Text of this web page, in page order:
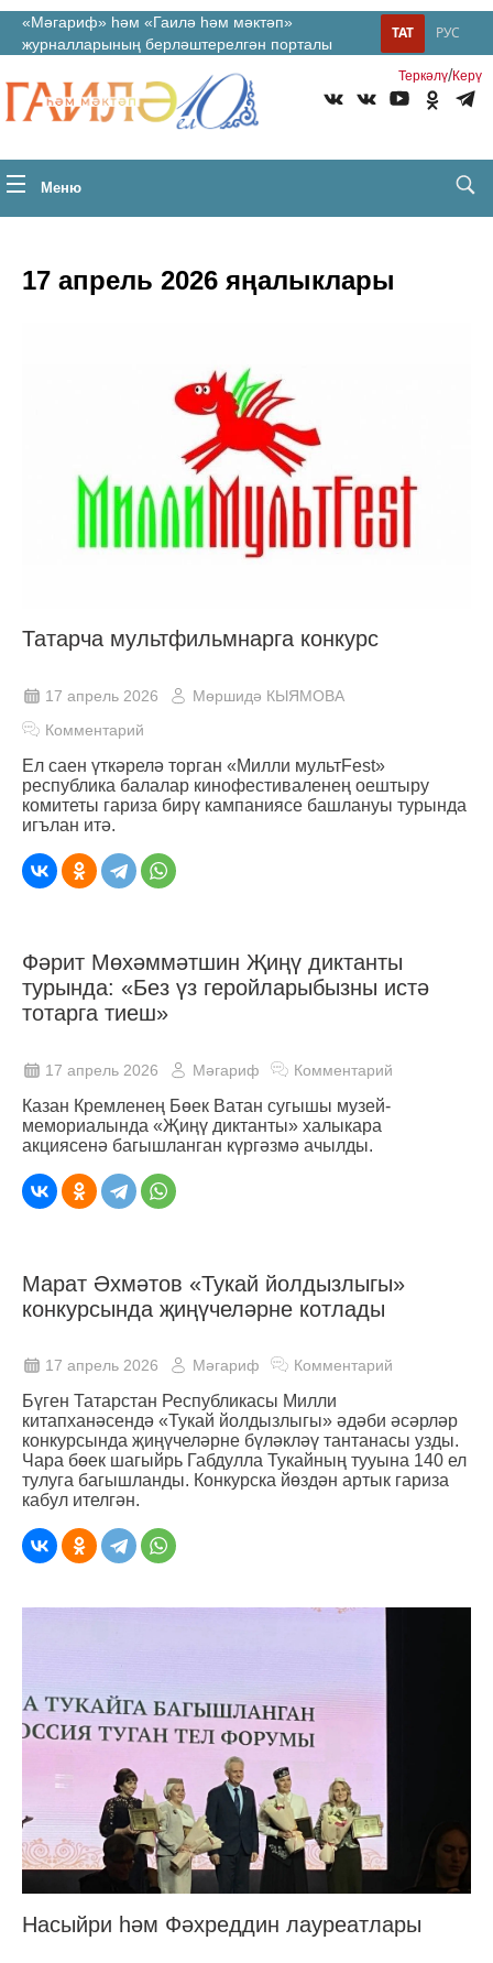
«Мәгариф» һәм «Гаилә һәм мәктәп»
журналларының берләштерелгән порталы
РУС
ТАТ
Теркəлү/Керү
Меню
17 апрель 2026 яңалыклары
Татарча мультфильмнарга конкурс
17 апрель 2026
Мөршидә КЫЯМОВА
Комментарий
Ел саен үткәрелә торган «Милли мультFest»
республика балалар кинофестиваленең оештыру
комитеты гариза бирү кампаниясе башлануы турында
игълан итә.
Фәрит Мөхәммәтшин Җиңү диктанты
турында: «Без үз геройларыбызны истә
тотарга тиеш»
17 апрель 2026 Мәгариф Комментарий
Казан Кремленең Бөек Ватан сугышы музей-
мемориалында «Җиңү диктанты» халыкара
акциясенә багышланган күргәзмә ачылды.
Марат Әхмәтов «Тукай йолдызлыгы»
конкурсында җиңүчеләрне котлады
17 апрель 2026 Мәгариф Комментарий
Бүген Татарстан Республикасы Милли
китапханәсендә «Тукай йолдызлыгы» әдәби әсәрләр
конкурсында җиңүчеләрне бүләкләү тантанасы узды.
Чара бөек шагыйрь Габдулла Тукайның тууына 140 ел
тулуга багышланды. Конкурска йөздән артык гариза
кабул ителгән.
Насыйри һәм Фәхреддин лауреатлары